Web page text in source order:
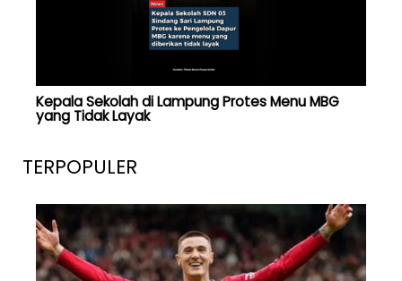
Kepala Sekolah di Lampung Protes Menu MBG
yang Tidak Layak
TERPOPULER